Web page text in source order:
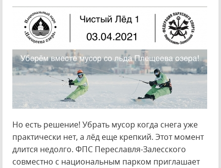
Но есть решение! Убрать мусор когда снега уже
практически нет, а лёд еще крепкий. Этот момент
длится недолго. ФПС Переславля-Залесского
совместно с национальным парком приглашает